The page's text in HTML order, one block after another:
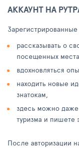
АККАУНТ НА
Зарегистрированные
рассказывать о
посещенных
вдохновляться
находить новые
знатокам,
здесь можно
туризма и пишете
После авторизации